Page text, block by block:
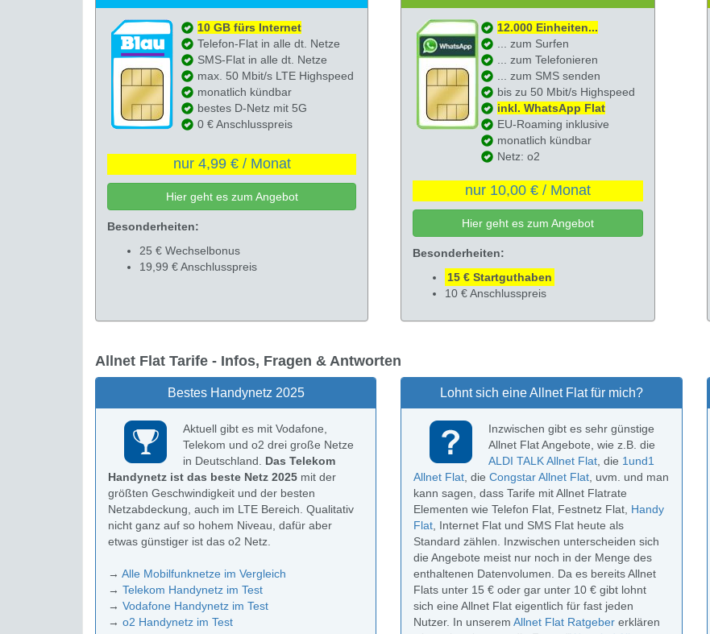
10 GB fürs Internet
Telefon-Flat in alle dt. Netze
SMS-Flat in alle dt. Netze
max. 50 Mbit/s LTE Highspeed
monatlich kündbar
bestes D-Netz mit 5G
0 € Anschlusspreis
nur 4,99 € / Monat
Hier geht es zum Angebot
Besonderheiten:
25 € Wechselbonus
19,99 € Anschlusspreis
12.000 Einheiten...
... zum Surfen
... zum Telefonieren
... zum SMS senden
bis zu 50 Mbit/s Highspeed
inkl. WhatsApp Flat
EU-Roaming inklusive
monatlich kündbar
Netz: o2
nur 10,00 € / Monat
Hier geht es zum Angebot
Besonderheiten:
15 € Startguthaben
10 € Anschlusspreis
Allnet Flat Tarife - Infos, Fragen & Antworten
Bestes Handynetz 2025
Aktuell gibt es mit Vodafone,
Telekom und o2 drei große Netze
in Deutschland. Das Telekom
Handynetz ist das beste Netz 2025 mit der
größten Geschwindigkeit und der besten
Netzabdeckung, auch im LTE Bereich. Qualitativ
nicht ganz auf so hohem Niveau, dafür aber
etwas günstiger ist das o2 Netz.
→ Alle Mobilfunknetze im Vergleich
→ Telekom Handynetz im Test
→ Vodafone Handynetz im Test
→ o2 Handynetz im Test
Lohnt sich eine Allnet Flat für mich?
Inzwischen gibt es sehr günstige
Allnet Flat Angebote, wie z.B. die
ALDI TALK Allnet Flat , die 1und1
Allnet Flat , dieCongstar Allnet Flat , uvm. und man
kann sagen, dass Tarife mit Allnet Flatrate
Elementen wie Telefon Flat, Festnetz Flat, Handy
Flat , Internet Flat und SMS Flat heute als
Standard zählen. Inzwischen unterscheiden sich
die Angebote meist nur noch in der Menge des
enthaltenen Datenvolumen. Da es bereits Allnet
Flats unter 15 € oder gar unter 10 € gibt lohnt
sich eine Allnet Flat eigentlich für fast jeden
Nutzer. In unseremAllnet Flat Ratgeber erklären